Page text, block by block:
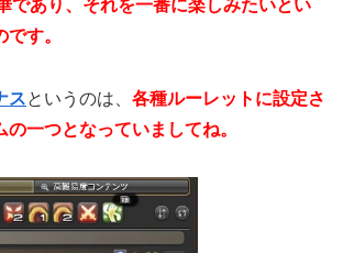
であり、それを一番に楽しみたいとい
す。
スというのは、 各種ルーレットに設定さ
一つとなっていましてね。